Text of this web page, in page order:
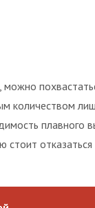
количеством
плавного
отказаться